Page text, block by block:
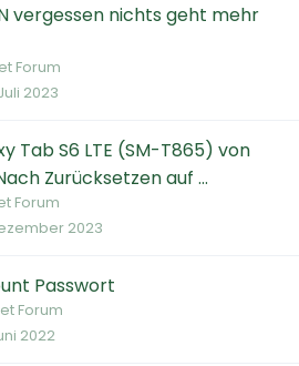
vergessen nichts geht mehr
Forum
2023
Tab S6 LTE (SM-T865) von
Zurücksetzen auf ...
Forum
2023
Passwort
Forum
2022